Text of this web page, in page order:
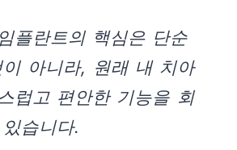
플란트의 핵심은 단순
아니라, 원래 내 치아
럽고 편안한 기능을 회
습니다.